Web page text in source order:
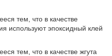
тем, что в качестве
используют эпоксидный клей
тем, что в качестве жгута